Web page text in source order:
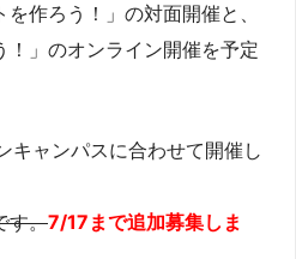
作ろう！」の対面開催と、
！」のオンライン開催を予定
キャンパスに合わせて開催し
す。7/17まで追加募集しま